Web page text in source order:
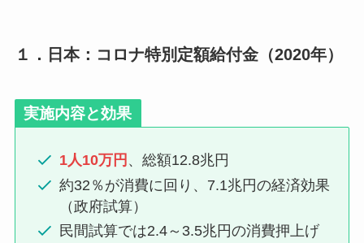
１．日本： コロナ特別定額給付金（2020年）
実施内容と効果
1人10万円 、総額12.8兆円
約32％が消費に回り、7.1兆円の経済効果
（政府試算）
民間試算では2.4～3.5兆円の消費押上げ